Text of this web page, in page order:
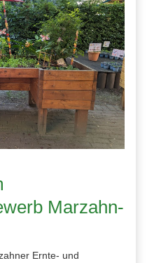
Marzahn-
Ernte- und